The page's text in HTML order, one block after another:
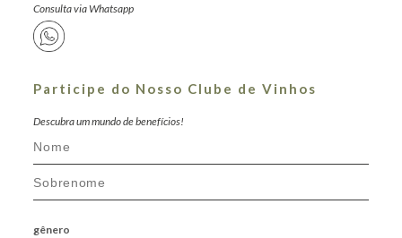
Consulta via Whatsapp
Participe do Nosso Clube de Vinhos
Descubra um mundo de benefícios!
gênero